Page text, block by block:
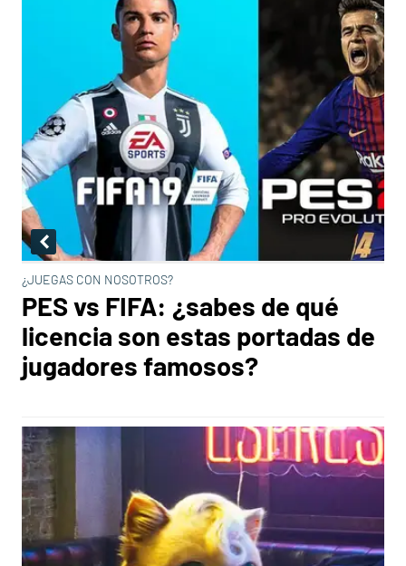
¿JUEGAS CON NOSOTROS?
PES vs FIFA: ¿sabes de qué
licencia son estas portadas de
jugadores famosos?